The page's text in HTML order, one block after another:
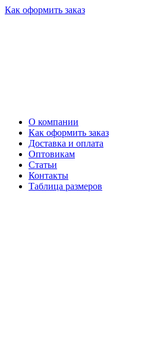
Как оформить заказ
О компании
Как оформить заказ
Доставка и оплата
Оптовикам
Статьи
Контакты
Таблица размеров